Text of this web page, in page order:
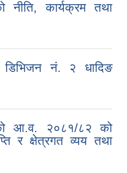
नीति, कार्यक्रम तथा
डिभिजन नं. २ धादिङ
आ.व. २०८१/८२ को
र क्षेत्रगत व्यय तथा